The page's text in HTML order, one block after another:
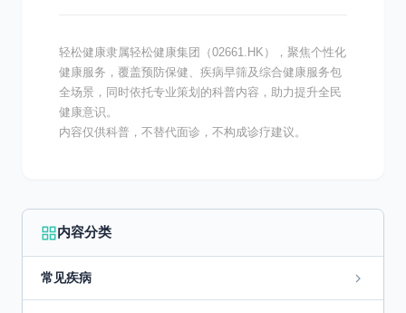
轻松健康隶属轻松健康集团（02661.HK），聚焦个性化
健康服务，覆盖预防保健、疾病早筛及综合健康服务包
全场景，同时依托专业策划的科普内容，助力提升全民
健康意识。
内容仅供科普，不替代面诊，不构成诊疗建议。
内容分类
常见疾病